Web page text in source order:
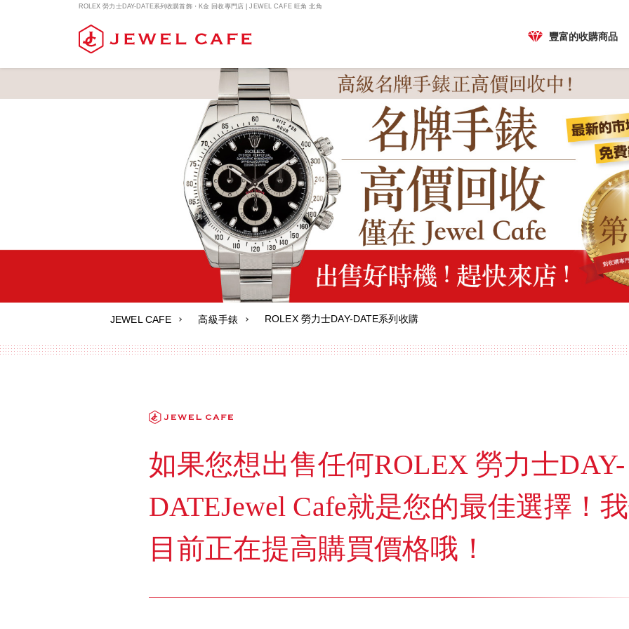
ROLEX 勞力士DAY-DATE系列收購首飾・K金 回收專門店 | JEWEL CAFE 旺角 北角
豐富的收購商品
JEWEL CAFE 高級手錶 ROLEX 勞力士DAY-DATE系列收購
如果您想出售任何ROLEX 勞力士DAY-
DATEJewel Cafe就是您的最佳選擇！
目前正在提高購買價格哦！